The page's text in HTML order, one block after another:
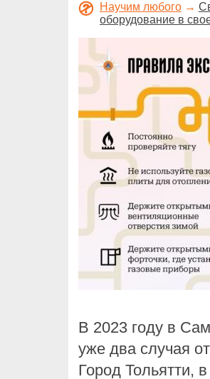
Научим любого →
оборудование в
В 2023 году в
уже два случая
Город Тольятти,